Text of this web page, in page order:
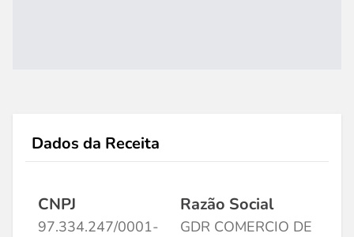
Dados da Receita
CNPJ
97.334.247/0001-
Razão Social
GDR COMERCIO DE